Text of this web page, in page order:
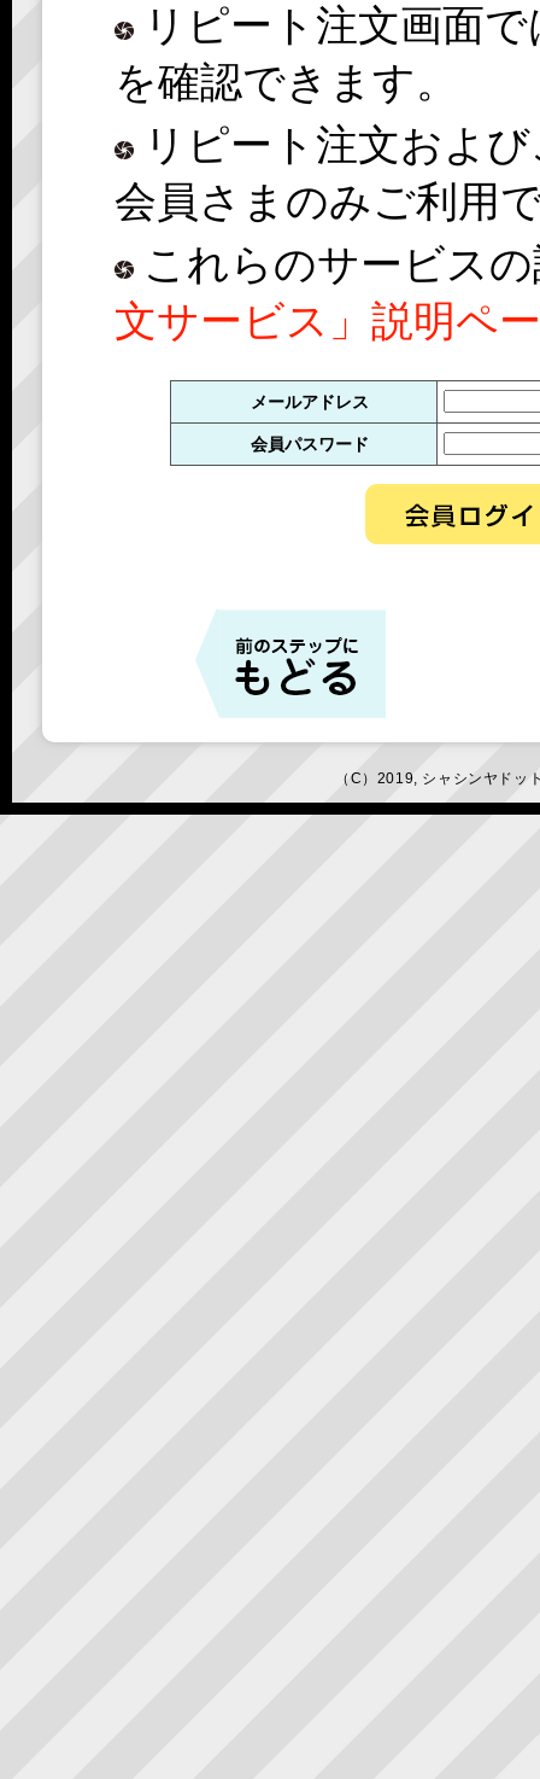
リピート注文画面
を確認できます。
リピート注文およ
会員さまのみご利用
これらのサービス
文サービス」説明ペ
メールアドレス
会員パスワード
（C）2019, シャシンヤド